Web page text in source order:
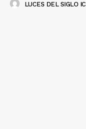
LUCES DEL SIGLO IC